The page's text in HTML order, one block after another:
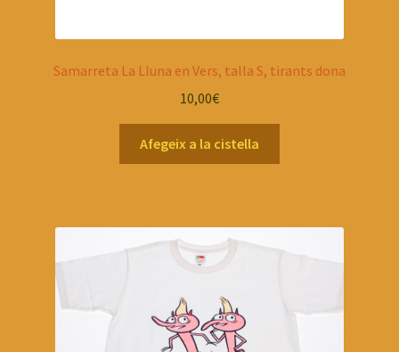
Samarreta La Lluna en Vers, talla S, tirants dona
10,00€
Afegeix a la cistella